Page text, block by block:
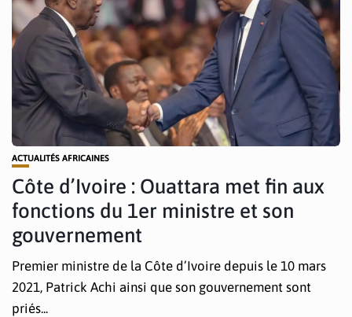
ACTUALITÉS AFRICAINES
Côte d’Ivoire : Ouattara met fin aux
fonctions du 1er ministre et son
gouvernement
Premier ministre de la Côte d’Ivoire depuis le 10 mars
2021, Patrick Achi ainsi que son gouvernement sont
priés...